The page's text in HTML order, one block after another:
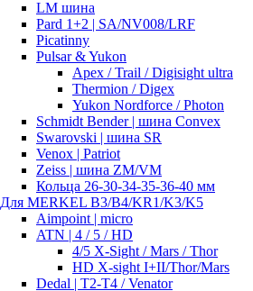
LM шина
Pard 1+2 | SA/NV008/LRF
Picatinny
Pulsar & Yukon
Apex / Trail / Digisight ultra
Thermion / Digex
Yukon Nordforce / Photon
Schmidt Bender | шина Convex
Swarovski | шина SR
Venox | Patriot
Zeiss | шина ZM/VM
Кольца 26-30-34-35-36-40 мм
Для MERKEL B3/B4/KR1/K3/K5
Aimpoint | micro
ATN | 4 / 5 / HD
4/5 X-Sight / Mars / Thor
HD X-sight I+II/Thor/Mars
Dedal | T2-T4 / Venator